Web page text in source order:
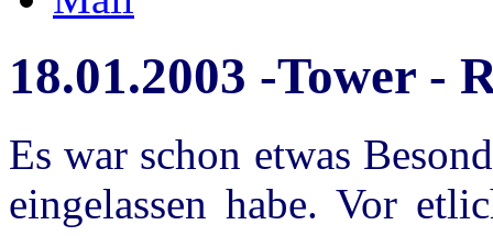
18.01.2003 -Tower -
Es war schon etwas
eingelassen habe. Vor